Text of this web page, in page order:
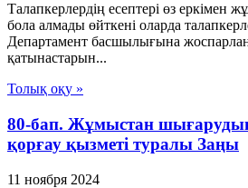
Талапкерлердің есептері өз еркімен
бола алмады өйткені оларда
Департамент басшылығына
қатынастарын...
Толық оқу »
80-бап. Жұмыстан шығарудың
қорғау қызметі туралы Заңы
11 ноября 2024